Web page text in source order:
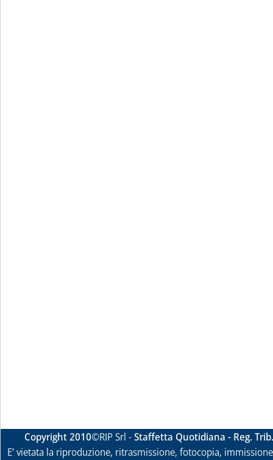
Copyright 2010©RIP Srl -Staffetta Quotidiana - Reg.
E' vietata la riproduzione, ritrasmissione, fotocopia,